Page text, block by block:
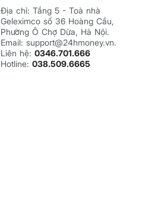
8.7 670.3%
2 2,935%
Địa chỉ: Tầng 5 - Toà nhà
Geleximco số 36 Hoàng Cầu,
Phường Ô Chợ Dừa, Hà Nội.
Email: support@24hmoney.vn.
Liên hệ: 0346.701.666
Hotline: 038.509.6665